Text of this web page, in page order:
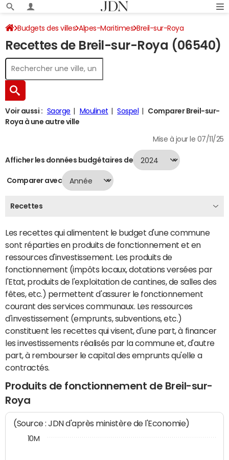
Budgets des villes Alpes-Maritimes Breil-sur-Roya
Recettes 2024
Recettes de Breil-sur-Roya (06540)
Voir aussi : Saorge Moulinet Sospel
Comparer Breil-sur-
Roya à une autre ville
Mise à jour le 07/11/25
Afficher les données budgétaires de
Comparer avec
Recettes
Les recettes qui alimentent le budget d'une commune
sont réparties en produits de fonctionnement et en
ressources d'investissement. Les produits de
fonctionnement (impôts locaux, dotations versées par
l'Etat, produits de l'exploitation de cantines, de salles des
fêtes, etc.) permettent d'assurer le fonctionnement
courant des services communaux. Les ressources
d'investissement (emprunts, subventions, etc.)
constituent les recettes qui visent, d'une part, à financer
les investissements réalisés par la commune et, d'autre
part, à rembourser le capital des emprunts qu'elle a
contractés.
Produits de fonctionnement de Breil-sur-
Roya
(Source : JDN d'après ministère de l'Economie)
10M